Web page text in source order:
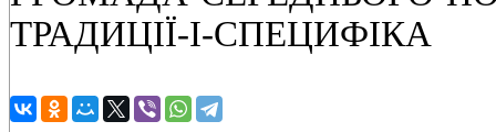
ТРАДИЦІЇ-І-СПЕЦИФІКА